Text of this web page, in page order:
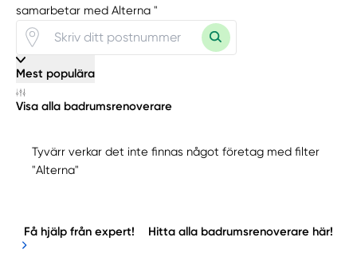
samarbetar med Alterna "
Mest populära
Visa alla badrumsrenoverare
Tyvärr verkar det inte finnas något företag med filter
"Alterna"
Få hjälp från expert! Hitta alla badrumsrenoverare här!